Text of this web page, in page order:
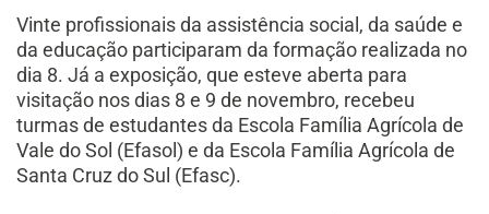
Vinte profissionais da assistência social, da saúde e
da educação participaram da formação realizada no
dia 8. Já a exposição, que esteve aberta para
visitação nos dias 8 e 9 de novembro, recebeu
turmas de estudantes da Escola Família Agrícola de
Vale do Sol (Efasol) e da Escola Família Agrícola de
Santa Cruz do Sul (Efasc).